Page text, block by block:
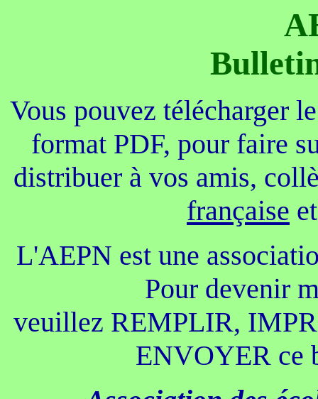
Vous pouvez télécharger
format PDF, pour faire
distribuer à vos amis,
française
L'AEPN est une
Pour devenir
veuillez REMPLIR,
ENVOYER ce